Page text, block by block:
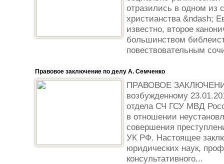
отразились в одном из
христианства &ndash;
известно, второе
большинством
повествовательным
Правовое заключение по делу А. Семченко
ПРАВОВОЕ
возбужденному
отдела СЧ ГСУ МВД
в отношении
совершения
УК РФ. Настоящее
юридических наук,
консультативного...